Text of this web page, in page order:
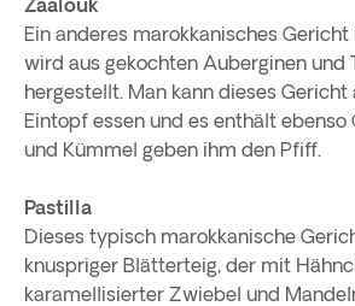
Zaalouk
Ein anderes marokkanisches Gericht
wird aus gekochten Auberginen und
hergestellt. Man kann dieses Gericht
Eintopf essen und es enthält ebenso
und Kümmel geben ihm den Pfiff.
Pastilla
Dieses typisch marokkanische
knuspriger Blätterteig, der mit
karamellisierter Zwiebel und